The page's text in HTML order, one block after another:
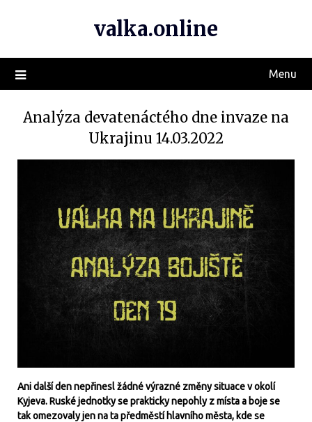
valka.online
Menu
Analýza devatenáctého dne invaze na
Ukrajinu 14.03.2022
Ani další den nepřinesl žádné výrazné změny situace v okolí
Kyjeva. Ruské jednotky se prakticky nepohly z místa a boje se
tak omezovaly jen na ta předměstí hlavního města, kde se